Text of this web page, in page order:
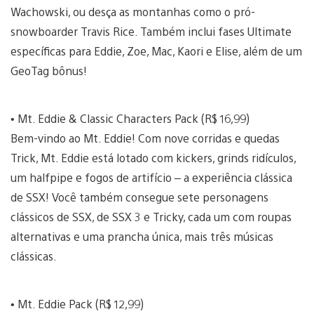
Wachowski, ou desça as montanhas como o pró-
snowboarder Travis Rice. Também inclui fases Ultimate
específicas para Eddie, Zoe, Mac, Kaori e Elise, além de um
GeoTag bônus!
• Mt. Eddie & Classic Characters Pack (R$ 16,99)
Bem-vindo ao Mt. Eddie! Com nove corridas e quedas
Trick, Mt. Eddie está lotado com kickers, grinds ridículos,
um halfpipe e fogos de artifício – a experiência clássica
de SSX! Você também consegue sete personagens
clássicos de SSX, de SSX 3 e Tricky, cada um com roupas
alternativas e uma prancha única, mais três músicas
clássicas.
• Mt. Eddie Pack (R$ 12,99)